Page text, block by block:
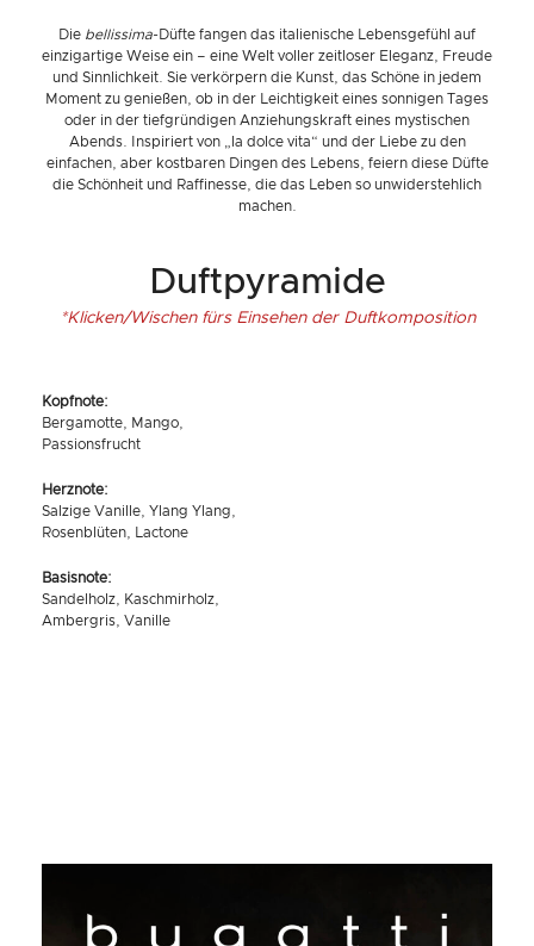
Die bellissima-Düfte fangen das italienische Lebensgefühl auf
einzigartige Weise ein – eine Welt voller zeitloser Eleganz, Freude
und Sinnlichkeit. Sie verkörpern die Kunst, das Schöne in jedem
Moment zu genießen, ob in der Leichtigkeit eines sonnigen Tages
oder in der tiefgründigen Anziehungskraft eines mystischen
Abends. Inspiriert von „la dolce vita“ und der Liebe zu den
einfachen, aber kostbaren Dingen des Lebens, feiern diese Düfte
die Schönheit und Raffinesse, die das Leben so unwiderstehlich
machen.
Duftpyramide
*Klicken/Wischen fürs Einsehen der Duftkomposition
Kopfnote:
Bergamotte, Mango,
Passionsfrucht
Herznote:
Salzige Vanille, Ylang Ylang,
Rosenblüten, Lactone
Basisnote:
Sandelholz, Kaschmirholz,
Ambergris, Vanille